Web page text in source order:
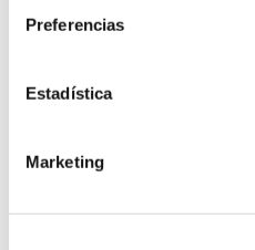
Preferencias
Estadística
Marketing
comentario.